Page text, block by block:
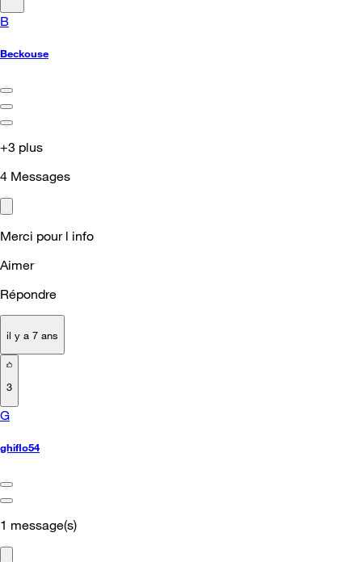
B
Beckouse
+3 plus
4 Messages
Merci pour l info
Aimer
Répondre
il y a 7 ans
3
G
ghiflo54
1 message(s)